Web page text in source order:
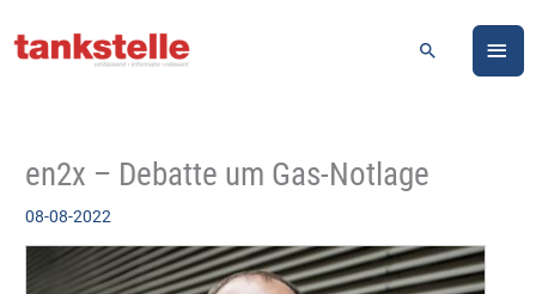
Inhalt
Suchen
en2x – Debatte um Gas-Notlage
08-08-2022